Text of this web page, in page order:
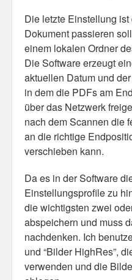
Die letzte Einstellung
Dokument passieren
einem lokalen Ordner
Die Software erzeugt
aktuellen Datum und
in dem die PDFs am
über das Netzwerk
nach dem Scannen die
an die richtige
verschieben kann.
Da es in der Software
Einstellungsprofile zu
die wichtigsten zwei
abspeichern und muss
nachdenken. Ich
und “Bilder HighRes”,
verwenden und die